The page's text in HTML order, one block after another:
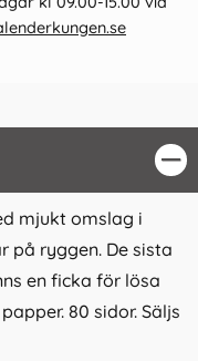
mjukt omslag i
på ryggen. De sista
en ficka för lösa
80 sidor. Säljs